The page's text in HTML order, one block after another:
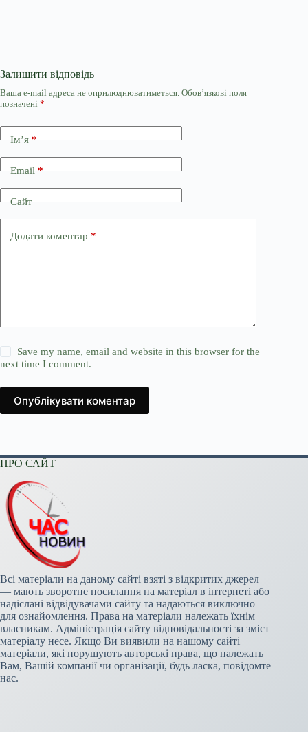
Залишити відповідь
Ваша e-mail адреса не оприлюднюватиметься. Обов’язкові поля
позначені *
Ім’я*
Email*
Сайт
Додати коментар *
Save my name, email and website in this browser for the
next time I comment.
Опублікувати коментар
ПРО САЙТ
Всі матеріали на даному сайті взяті з відкритих джерел
— мають зворотне посилання на матеріал в інтернеті або
надіслані відвідувачами сайту та надаються виключно
для ознайомлення. Права на матеріали належать їхнім
власникам. Адміністрація сайту відповідальності за зміст
матеріалу несе. Якщо Ви виявили на нашому сайті
матеріали, які порушують авторські права, що належать
Вам, Вашій компанії чи організації, будь ласка, повідомте
нас.